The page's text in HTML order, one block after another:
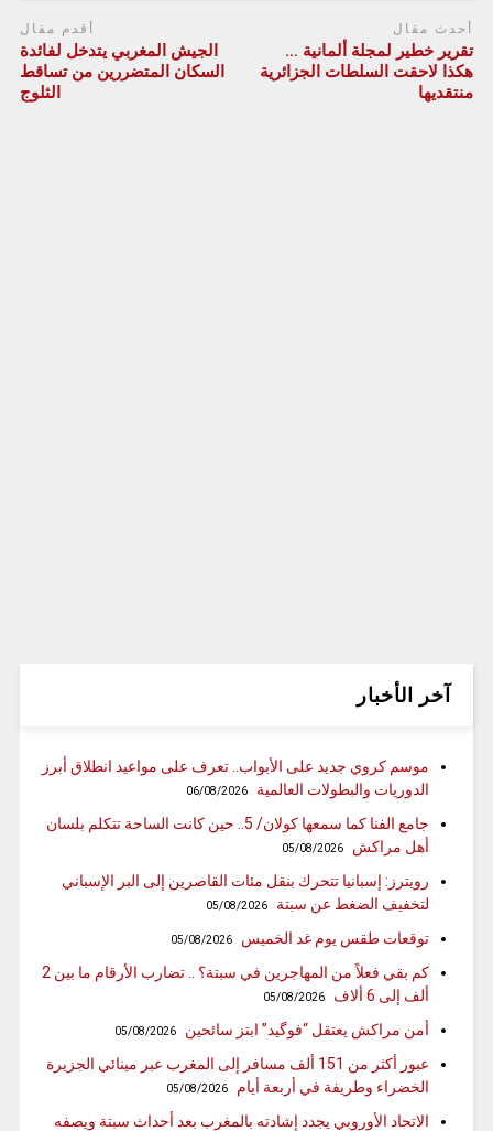
أحدث مقال
تقرير خطير لمجلة ألمانية …
هكذا لاحقت السلطات الجزائرية
منتقديها
أقدم مقال
الجيش المغربي يتدخل لفائدة
السكان المتضررين من تساقط
الثلوج
آخر الأخبار
موسم كروي جديد على الأبواب.. تعرف على مواعيد انطلاق أبرز
الدوريات والبطولات العالمية
06/08/2026
جامع الفنا كما سمعها كولان/ 5.. حين كانت الساحة تتكلم بلسان
أهل مراكش
05/08/2026
رويترز: إسبانيا تتحرك بنقل مئات القاصرين إلى البر الإسباني
لتخفيف الضغط عن سبتة
05/08/2026
توقعات طقس يوم غد الخميس 05/08/2026
كم بقي فعلاً من المهاجرين في سبتة؟ .. تضارب الأرقام ما بين 2
ألف إلى 6 ألاف
05/08/2026
أمن مراكش يعتقل “فوگيد” ابتز سائحين 05/08/2026
عبور أكثر من 151 ألف مسافر إلى المغرب عبر مينائي الجزيرة
الخضراء وطريفة في أربعة أيام
05/08/2026
الاتحاد الأوروبي يجدد إشادته بالمغرب بعد أحداث سبتة ويصفه